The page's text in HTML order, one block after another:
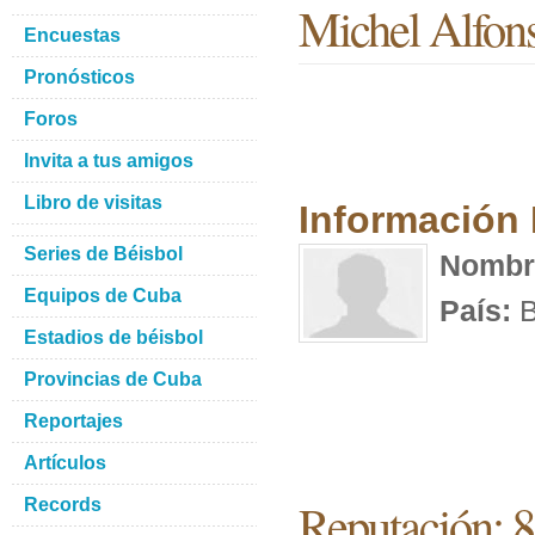
Michel
Información
País:
Encuestas
Pronósticos
Foros
Invita a tus amigos
Libro de visitas
Series de Béisbol
Equipos de Cuba
Estadios de béisbol
Provincias de Cuba
Reportajes
Artículos
Records